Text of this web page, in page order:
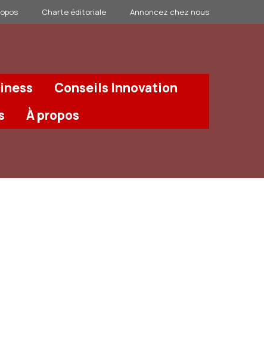
Charte éditoriale Annoncez chez nous
Conseils Innovation
À propos